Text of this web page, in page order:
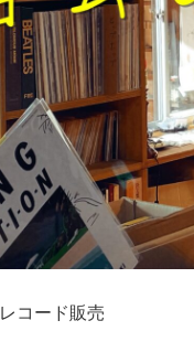
レコード販売